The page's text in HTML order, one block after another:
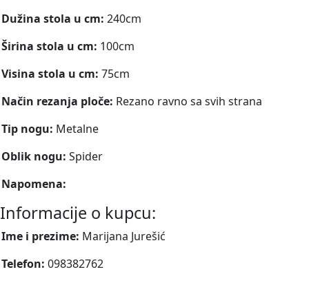
Dužina stola u cm: 240cm
Širina stola u cm: 100cm
Visina stola u cm: 75cm
Način rezanja ploče: Rezano ravno sa svih strana
Tip nogu: Metalne
Oblik nogu: Spider
Napomena:
Informacije o kupcu:
Ime i prezime: Marijana Jurešić
Telefon: 098382762